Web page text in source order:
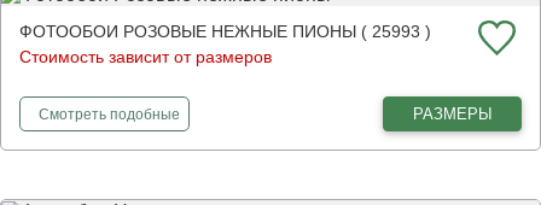
ФОТООБОИ РОЗОВЫЕ НЕЖНЫЕ ПИОНЫ ( 25993 )
Стоимость зависит от размеров
Смотретьфотообои
подобные РАЗМЕРЫ